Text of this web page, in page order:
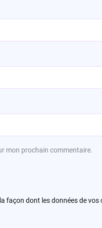
mon prochain commentaire.
façon dont les données de